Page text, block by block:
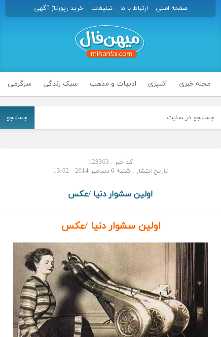
صفحه اصلی ارتباط با ما تبلیغات خرید رپورتاژ آگهی
مجله خبری آشپزی ادبیات و مذهب سبک زندگی سرگرمی
جستجو
کد خبر : 128363
تاریخ انتشار : شنبه 6 دسامبر 2014 - 13:02
اولین سشوار دنیا /عکس
اولین سشوار دنیا /عکس